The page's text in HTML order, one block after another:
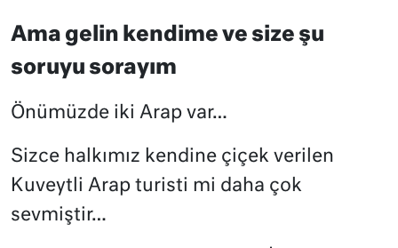
Ama gelin kendime ve size şu
soruyu sorayım
Önümüzde iki Arap var…
Sizce halkımız kendine çiçek verilen
Kuveytli Arap turisti mi daha çok
sevmiştir…